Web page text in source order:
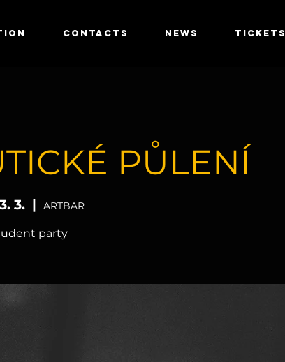
CONTACTS NEWS TICKETS
PŮLENÍ
3.
  |
ARTBAR
party